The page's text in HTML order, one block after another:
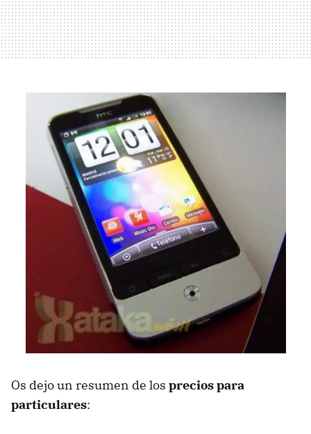
Os dejo un resumen de los precios para
particulares: